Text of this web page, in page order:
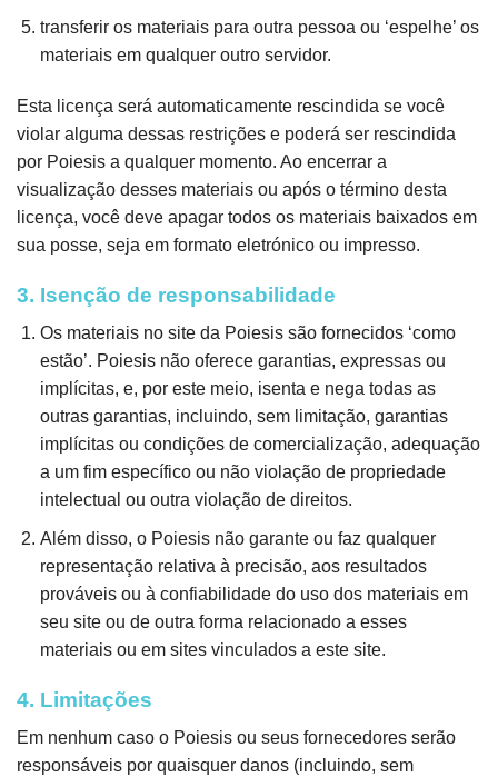
transferir os materiais para outra pessoa ou ‘espelhe’ os
materiais em qualquer outro servidor.
Esta licença será automaticamente rescindida se você
violar alguma dessas restrições e poderá ser rescindida
por Poiesis a qualquer momento. Ao encerrar a
visualização desses materiais ou após o término desta
licença, você deve apagar todos os materiais baixados em
sua posse, seja em formato eletrónico ou impresso.
3. Isenção de responsabilidade
Os materiais no site da Poiesis são fornecidos ‘como
estão’. Poiesis não oferece garantias, expressas ou
implícitas, e, por este meio, isenta e nega todas as
outras garantias, incluindo, sem limitação, garantias
implícitas ou condições de comercialização, adequação
a um fim específico ou não violação de propriedade
intelectual ou outra violação de direitos.
Além disso, o Poiesis não garante ou faz qualquer
representação relativa à precisão, aos resultados
prováveis ​​ou à confiabilidade do uso dos materiais em
seu site ou de outra forma relacionado a esses
materiais ou em sites vinculados a este site.
4. Limitações
Em nenhum caso o Poiesis ou seus fornecedores serão
responsáveis ​​por quaisquer danos (incluindo, sem